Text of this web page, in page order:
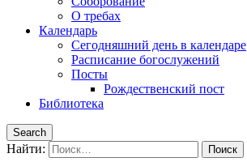
О требах
Календарь
Сегодняшний день в календаре
Расписание богослужений
Посты
Рождественский пост
Библиотека
Search
Найти: